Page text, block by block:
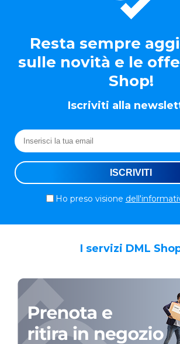
Resta sempre
sulle novità e le
Shop!
Iscriviti alla
Ho preso visione
I servizi DML